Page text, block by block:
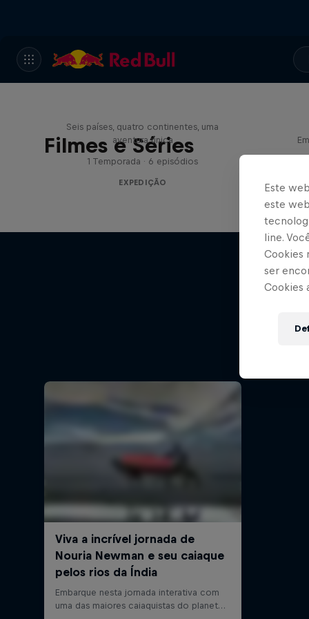
Filmes e Séries
Seis países, quatro continentes, uma
aventura única
1 Temporada · 6 episódios
EXPEDIÇÃO
Este
este
line.
Cookies
ser
Cookies